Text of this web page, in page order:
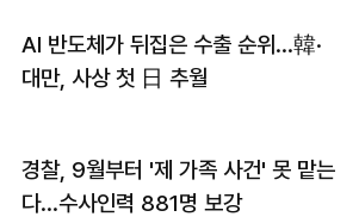
AI 반도체가 뒤집은 수출 순위…韓·
대만, 사상 첫 日 추월
경찰, 9월부터 '제 가족 사건' 못 맡는
다…수사인력 881명 보강